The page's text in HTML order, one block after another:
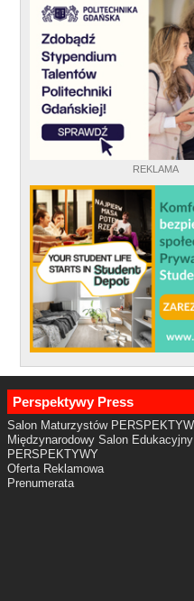
REKLAMA
Perspektywy Press
Salon Maturzystów
Międzynarodowy Salon Edukacyjny
PERSPEKTYWY
Oferta Reklamowa
Prenumerata